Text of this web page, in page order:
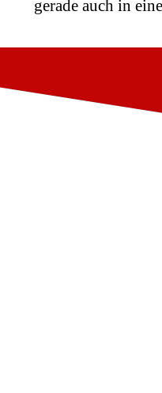
gerade auch in